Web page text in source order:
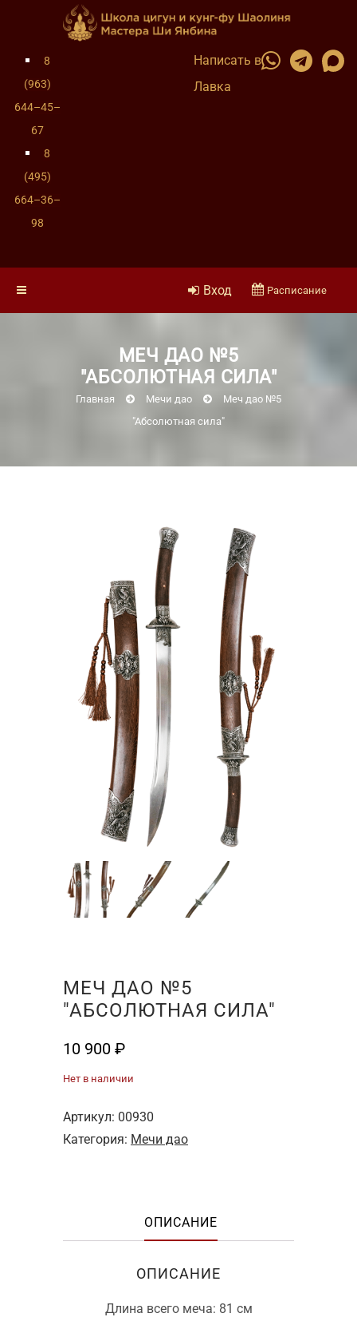
8
(963)
644–45–
67
8
(495)
664–36–
98
Написать в
Лавка
Вход Расписание
МЕЧ ДАО №5
"АБСОЛЮТНАЯ СИЛА"
Главная Мечи дао
Меч дао №5
"Абсолютная сила"
МЕЧ ДАО №5
"АБСОЛЮТНАЯ СИЛА"
10 900 ₽
Нет в наличии
Артикул: 00930
Категория: Мечи дао
ОПИСАНИЕ
ОПИСАНИЕ
Длина всего меча: 81 см